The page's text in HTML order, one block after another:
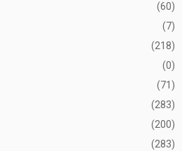
(60)
(7)
(218)
(0)
(71)
(283)
(200)
(283)